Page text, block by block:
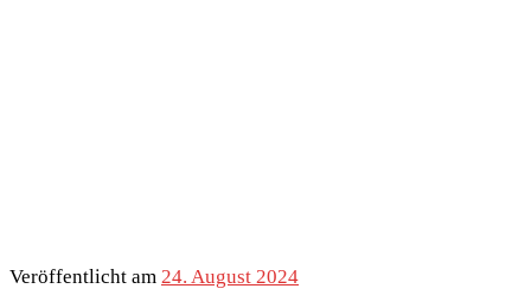
Veröffentlicht am 24. August 2024